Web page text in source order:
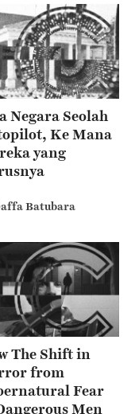
Negara Seolah
Ke Mana
yang
Batubara
The Shift in
from
Fear
Men